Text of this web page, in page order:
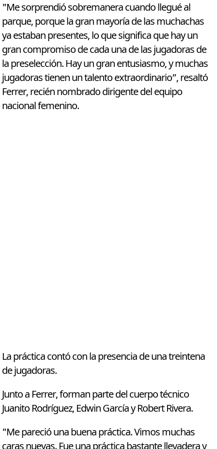
"Me sorprendió sobremanera cuando llegué al
parque, porque la gran mayoría de las muchachas
ya estaban presentes, lo que significa que hay un
gran compromiso de cada una de las jugadoras de
la preselección. Hay un gran entusiasmo, y muchas
jugadoras tienen un talento extraordinario”, resaltó
Ferrer, recién nombrado dirigente del equipo
nacional femenino.
La práctica contó con la presencia de una treintena
de jugadoras.
Junto a Ferrer, forman parte del cuerpo técnico
Juanito Rodríguez, Edwin García y Robert Rivera.
"Me pareció una buena práctica. Vimos muchas